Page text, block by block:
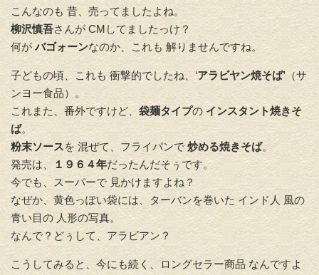
こんなのも 昔、売ってましたよね。
柳沢慎吾さんが CMしてましたっけ？
何がバゴォーンなのか、これも 解りませんですね。
子どもの頃、これも 衝撃的でしたね、‘アラビヤン焼そば’（サ
ンヨー食品）。
これまた、番外ですけど、 袋麺タイプの インスタント焼きそ
ば。
粉末ソースを 混ぜて、フライパンで 炒める焼きそば。
発売は、 １９６４年だったんだそぅです。
今でも、スーパーで 見かけますよね？
なぜか、黄色っぽい袋には、ターバンを巻いた インド人 風の
青い目の 人形の写真。
なんで？どぅして、アラビアン？
こうしてみると、今にも続く、ロングセラー商品 なんですよ